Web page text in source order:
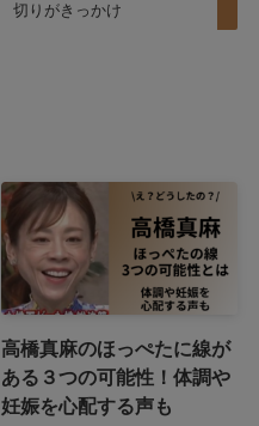
切りがきっかけ
高橋真麻のほっぺたに線が
ある３つの可能性！体調や
妊娠を心配する声も